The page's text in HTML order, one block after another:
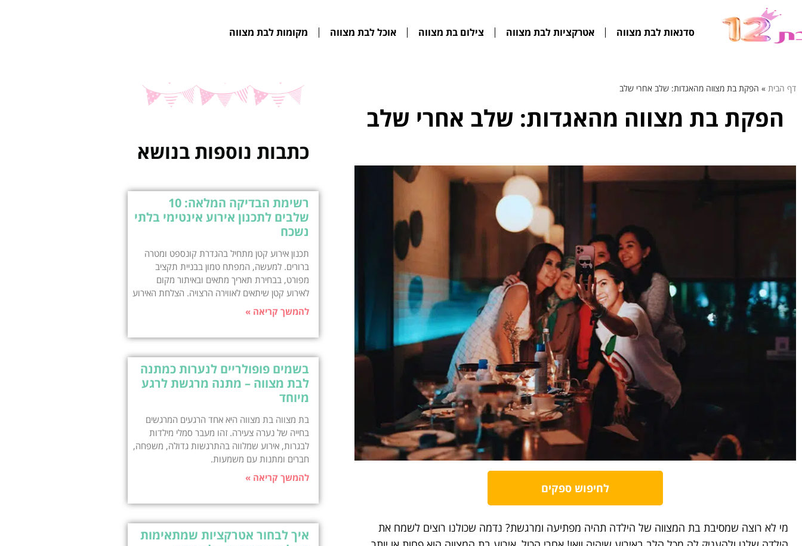
סדנאות לבת מצווה אטרקציות לבת מצווה צילום בת מצווה אוכל לבת מצווה מקומות לבת מצווה
דף הבית » הפקת בת מצווה מהאגדות: שלב אחרי שלב
הפקת בת מצווה מהאגדות: שלב אחרי שלב
לחיפוש ספקים
מי לא רוצה שמסיבת בת המצווה של הילדה תהיה מפתיעה ומרגשת? נדמה שכולנו רוצים לשמח את
כתבות נוספות בנושא
רשימת הבדיקה המלאה: 10
שלבים לתכנון אירוע אינטימי בלתי
נשכח
תכנון אירוע קטן מתחיל בהגדרת קונספט ומטרה
ברורים. למעשה, המפתח טמון בבניית תקציב
מפורט, בבחירת תאריך מתאים ובאיתור מקום
לאירוע קטן שיתאים לאווירה הרצויה. הצלחת האירוע
להמשך קריאה »
בשמים פופולריים לנערות כמתנה
לבת מצווה – מתנה מרגשת לרגע
מיוחד
בת מצווה בת מצווה היא אחד הרגעים המרגשים
בחייה של נערה צעירה. זהו מעבר סמלי מילדות
לבגרות, אירוע שמלווה בהתרגשות גדולה, משפחה,
חברים ומתנות עם משמעות.
להמשך קריאה »
איך לבחור אטרקציות שמתאימות